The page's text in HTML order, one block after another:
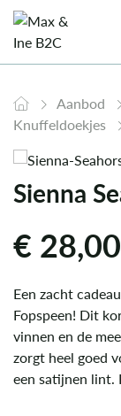
Aanbod
Knuffeldoekjes
Sienna
€28,00
Een zacht
Fopspeen! Dit
vinnen en de
zorgt heel goed
een satijnen